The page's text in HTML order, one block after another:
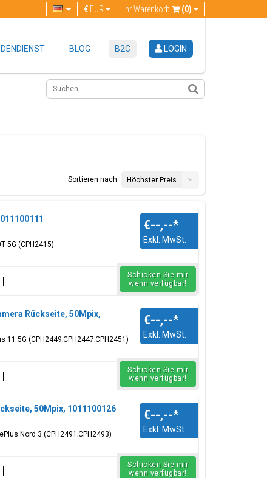
Ihr Warenkorb (0)
€ EUR
BLOG B2C LOGIN
Sortieren nach:
Höchster Preis
5G (CPH2415)
€--,--*
Exkl. MwSt.
Schicken Sie mir
wenn verfügbar!
Rückseite, 50Mpix,
5G (CPH2449;CPH2447;CPH2451)
€--,--*
Exkl. MwSt.
Schicken Sie mir
wenn verfügbar!
50Mpix, 1011100126
Nord 3 (CPH2491;CPH2493)
€--,--*
Exkl. MwSt.
Schicken Sie mir
wenn verfügbar!